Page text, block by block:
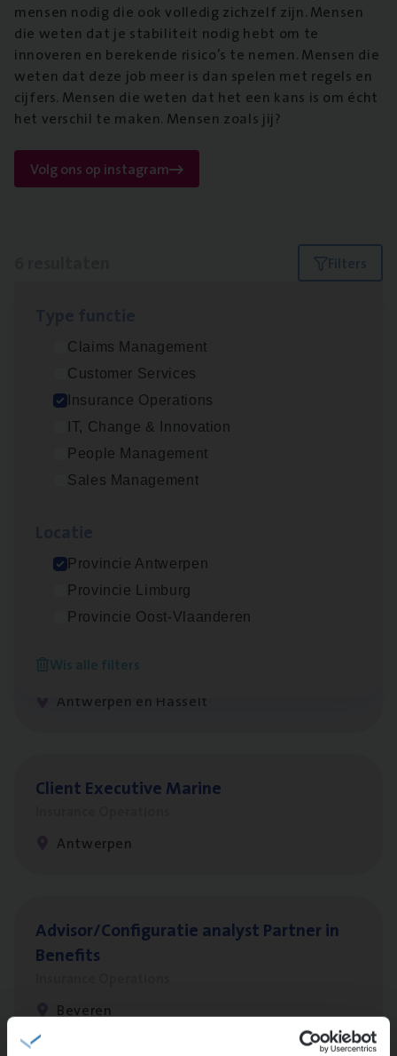
mensen nodig die ook volledig zichzelf zijn. Mensen
die weten dat je stabiliteit nodig hebt om te
innoveren en berekende risico’s te nemen. Mensen die
weten dat deze job meer is dan spelen met regels en
cijfers. Mensen die weten dat het een kans is om écht
het verschil te maken. Mensen zoals jij?
Volg ons op instagram
Filters
Claims Management
Customer Services
Insurance Operations
IT, Change & Innovation
People Management
Sales Management
Provincie Antwerpen
Provincie Limburg
Provincie Oost-Vlaanderen
Wis alle filters
Dos­sier­be­heer­der Gewaar­borgd Inkomen
Insurance Operations
Antwerpen
Dos­sier­be­heer­der Onder­ne­min­gen Van­b­
Mechelen
Insurance Operations
Antwerpen en Hasselt
Client Exe­cu­ti­ve Marine
Antwerpen
Advisor/​Configuratie ana­lyst Part­ner in
Benefits
Beveren